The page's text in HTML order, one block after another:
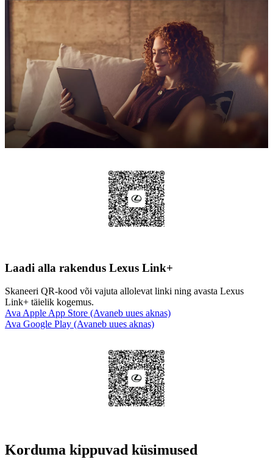
Laadi alla rakendus Lexus Link+
Skaneeri QR-kood või vajuta allolevat linki ning avasta Lexus
Link+ täielik kogemus.
Ava Apple App Store (Avaneb uues aknas)
Ava Google Play (Avaneb uues aknas)
Korduma kippuvad küsimused